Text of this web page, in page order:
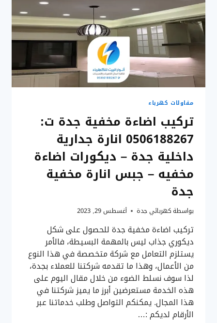
جدة
–
انارة
بروفايل
بجده
–
ستريب
لايت
جبس
مقاولات كهرباء
تركيب اضاءة مخفية جدة ت:
0506188267 انارة جدارية
داخلية جدة – ديكورات اضاءة
مخفيه – جبس انارة مخفية
جدة
بواسطة كهربائي جدة أغسطس 29, 2023
تركيب اضاءة مخفية جدة للحصول على شكل
ديكوري جذاب ليس بالمهمة البسيطة، فالأمر
يستلزم التعامل مع شركة متخصصة في هذا النوع
من الأعمال، وهذا ما تقدمه شركتنا للعملاء بجدة،
لذا سوف نسلط الضوء من خلال مقال اليوم على
هذه الخدمة مستعرضين أبرز ما يميز شركتنا في
هذا المجال. يمكنكم التواصل وطلب خدماتنا عبر
الأرقام لديكم :…